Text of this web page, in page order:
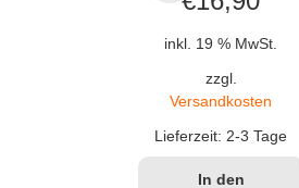
inkl. 19 % MwSt.
zzgl.
Versandkosten
Lieferzeit:2-3 Tage
In den